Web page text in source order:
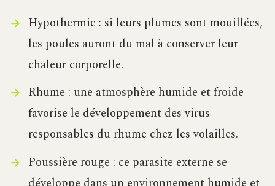
Hypothermie : si leurs plumes sont mouillées,
les poules auront du mal à conserver leur
chaleur corporelle.
Rhume : une atmosphère humide et froide
favorise le développement des virus
responsables du rhume chez les volailles.
Poussière rouge : ce parasite externe se